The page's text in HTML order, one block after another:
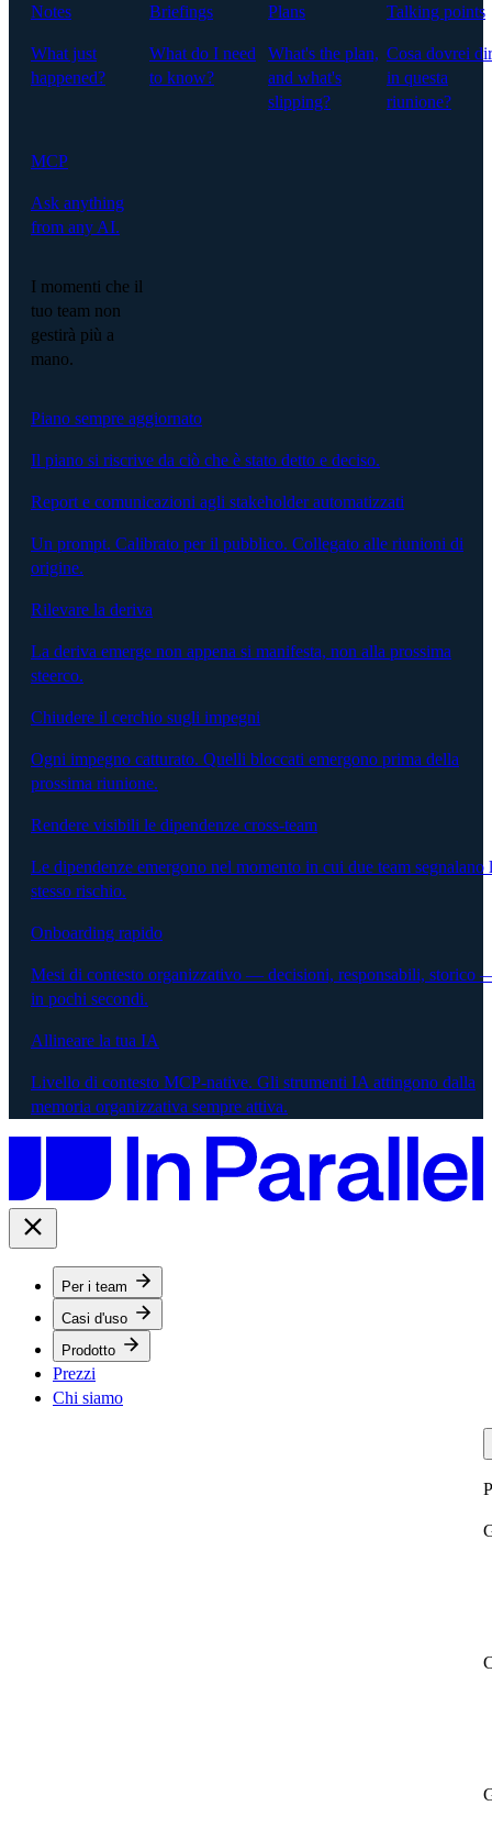
Notes
What just
happened?
Briefings
What do I need
to know?
Plans
What's the plan,
and what's
slipping?
Talking points
Cosa dovrei
in questa
riunione?
MCP
Ask anything
from any AI.
I momenti che il
tuo team non
gestirà più a
mano.
Piano sempre aggiornato
Il piano si riscrive da ciò che è stato detto e deciso.
Report e comunicazioni agli stakeholder automatizzati
Un prompt. Calibrato per il pubblico. Collegato alle riunioni di
origine.
Rilevare la deriva
La deriva emerge non appena si manifesta, non alla prossima
steerco.
Chiudere il cerchio sugli impegni
Ogni impegno catturato. Quelli bloccati emergono prima della
prossima riunione.
Rendere visibili le dipendenze cross-team
Le dipendenze emergono nel momento in cui due team segnalano
stesso rischio.
Onboarding rapido
Mesi di contesto organizzativo — decisioni, responsabili, storico
in pochi secondi.
Allineare la tua IA
Livello di contesto MCP-native. Gli strumenti IA attingono dalla
memoria organizzativa sempre attiva.
Per i team
Casi d'uso
Prodotto
Prezzi
Chi siamo